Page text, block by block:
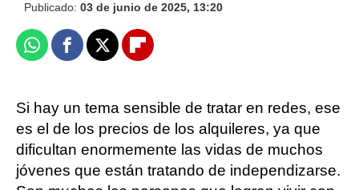
Publicado: 03 de junio de 2025, 13:20
WhatsappFacebook
X Flipboard
Si hay un tema sensible de tratar en redes, ese
es el de los precios de los alquileres, ya que
dificultan enormemente las vidas de muchos
jóvenes que están tratando de independizarse.